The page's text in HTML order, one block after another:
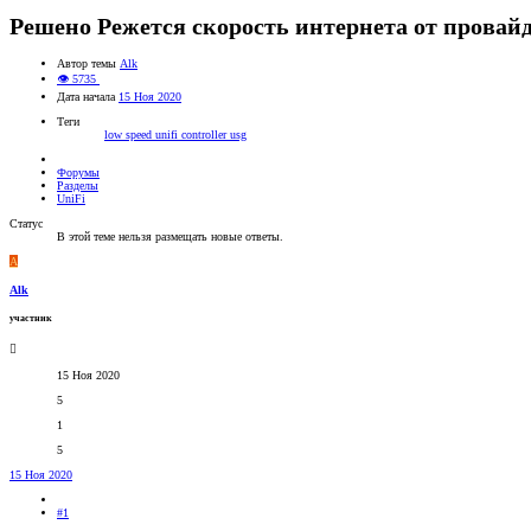
Решено Режется скорость интернета от
Автор темы Alk
👁 5735
Дата начала 15 Ноя 2020
Теги
low speed unifi controllerusg
Форумы
Разделы
UniFi
Статус
В этой теме нельзя размещать новые ответы.
A
Alk
участник
15 Ноя 2020
5
1
5
15 Ноя 2020
#1